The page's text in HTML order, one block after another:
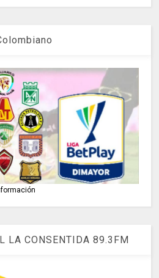
LA CONSENTIDA 89.3FM